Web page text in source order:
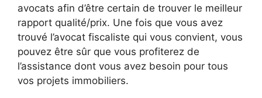
avocats afin d’être certain de trouver le meilleur
rapport qualité/prix. Une fois que vous avez
trouvé l’avocat fiscaliste qui vous convient, vous
pouvez être sûr que vous profiterez de
l’assistance dont vous avez besoin pour tous
vos projets immobiliers.